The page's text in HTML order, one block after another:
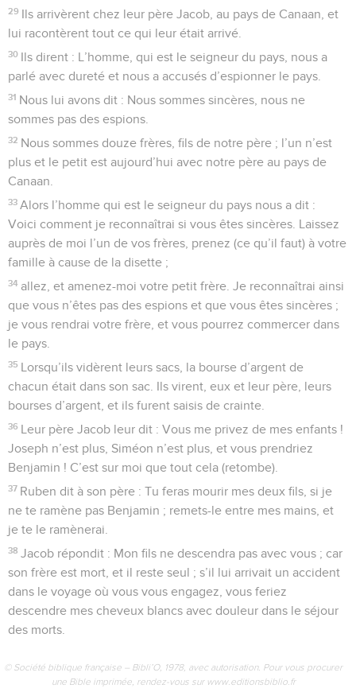
29 Ils arrivèrent chez leur père Jacob, au pays de Canaan, et
lui racontèrent tout ce qui leur était arrivé.
30 Ils dirent : L’homme, qui est le seigneur du pays, nous a
parlé avec dureté et nous a accusés d’espionner le pays.
31 Nous lui avons dit : Nous sommes sincères, nous ne
sommes pas des espions.
32 Nous sommes douze frères, fils de notre père ; l’un n’est
plus et le petit est aujourd’hui avec notre père au pays de
Canaan.
33 Alors l’homme qui est le seigneur du pays nous a dit :
Voici comment je reconnaîtrai si vous êtes sincères. Laissez
auprès de moi l’un de vos frères, prenez (ce qu’il faut) à votre
famille à cause de la disette ;
34 allez, et amenez-moi votre petit frère. Je reconnaîtrai ainsi
que vous n’êtes pas des espions et que vous êtes sincères ;
je vous rendrai votre frère, et vous pourrez commercer dans
le pays.
35 Lorsqu’ils vidèrent leurs sacs, la bourse d’argent de
chacun était dans son sac. Ils virent, eux et leur père, leurs
bourses d’argent, et ils furent saisis de crainte.
36 Leur père Jacob leur dit : Vous me privez de mes enfants !
Joseph n’est plus, Siméon n’est plus, et vous prendriez
Benjamin ! C’est sur moi que tout cela (retombe).
37 Ruben dit à son père : Tu feras mourir mes deux fils, si je
ne te ramène pas Benjamin ; remets-le entre mes mains, et
je te le ramènerai.
38 Jacob répondit : Mon fils ne descendra pas avec vous ; car
son frère est mort, et il reste seul ; s’il lui arrivait un accident
dans le voyage où vous vous engagez, vous feriez
descendre mes cheveux blancs avec douleur dans le séjour
des morts.
© Société biblique française – Bibli’O, 1978, avec autorisation. Pour vous procurer
une Bible imprimée, rendez-vous sur www.editionsbiblio.fr